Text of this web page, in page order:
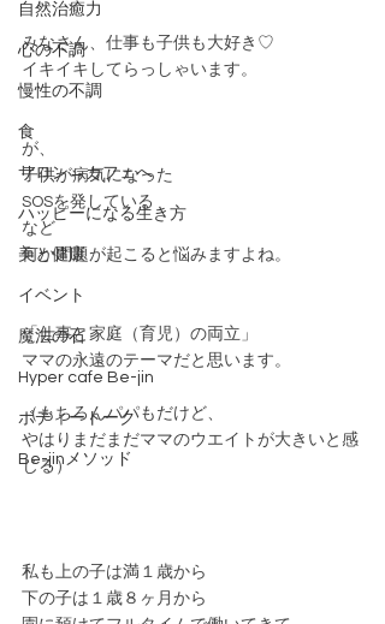
自然治癒力
心の不調
慢性の不調
食
サロン→カフェへ
ハッピーになる生き方
美と健康
イベント
魔法の石
Hyper cafe Be-jin
ボディートーク
Be-jinメソッド
みなさん、仕事も子供も大好き♡
イキイキしてらっしゃいます。
が、
子供が病気になった
SOSを発している
など
何か問題が起こると悩みますよね。
「仕事と家庭（育児）の両立」
ママの永遠のテーマだと思います。
（もちろんパパもだけど、
やはりまだまだママのウエイトが大きいと感
じる）
私も上の子は満１歳から
下の子は１歳８ヶ月から